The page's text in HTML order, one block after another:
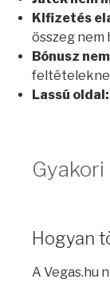
Kifizetés
összeg nem
Bónusz
Lassú oldal:
Gyakori
Hogyan
A Vegas.hu